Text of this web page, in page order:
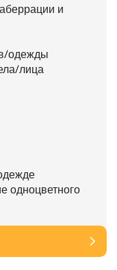
и
одежды
лица
одноцветного